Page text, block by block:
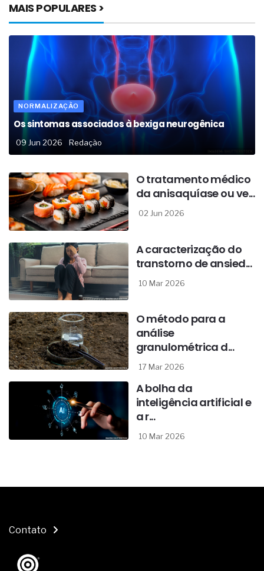
MAIS POPULARES >
NORMALIZAÇÃO
Os sintomas associados à bexiga neurogênica
09 Jun 2026 Redação
O tratamento médico
da anisaquíase ou ve...
02 Jun 2026
A caracterização do
transtorno de ansied...
10 Mar 2026
O método para a
análise
granulométrica d...
17 Mar 2026
A bolha da
inteligência artificial e
a r...
10 Mar 2026
Contato